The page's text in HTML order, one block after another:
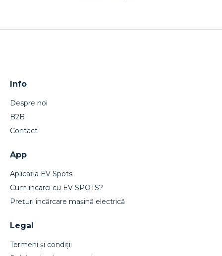
Info
Despre noi
B2B
Contact
App
Aplicația EV Spots
Cum încarci cu EV SPOTS?
Prețuri încărcare mașină electrică
Legal
Termeni și condiții